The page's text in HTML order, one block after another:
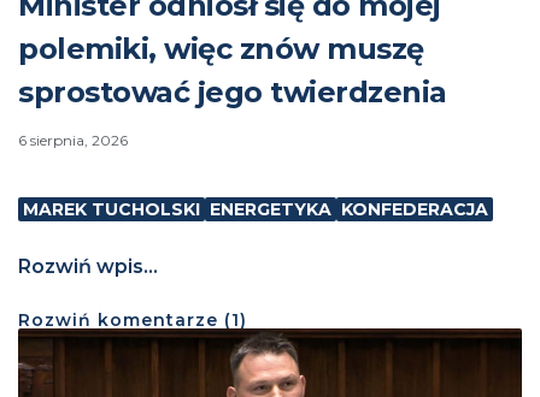
polemiki, więc znów muszę
sprostować jego twierdzenia
6 sierpnia, 2026
MAREK TUCHOLSKI ENERGETYKA KONFEDERACJA
Rozwiń wpis...
Rozwiń komentarze (1)